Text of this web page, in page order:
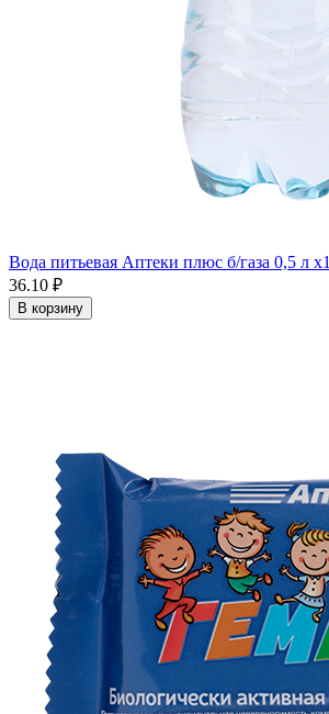
Вода питьевая Аптеки плюс б/газа 0,5 л x1
36.10 ₽
В корзину